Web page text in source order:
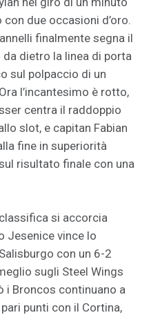
due occasioni d’oro.
finalmente segna il
dietro la linea di porta
sul polpaccio di un
l’incantesimo è rotto,
centra il raddoppio
slot, e capitan Fabian
fine in superiorità
risultato finale con una
si accorcia
Jesenice vince lo
con un 6-2
sugli Steel Wings
i Broncos continuano a
punti con il Cortina,